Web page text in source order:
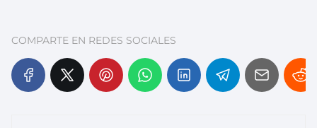
COMPARTE EN REDES SOCIALES